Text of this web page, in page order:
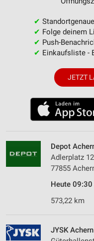
✔
✔ Folge deinem
✔ Push-
✔ Einkaufsliste -
JETZT
Depot
Adlerplatz 12
77855
Heute
573,22 km
JYSK Achern